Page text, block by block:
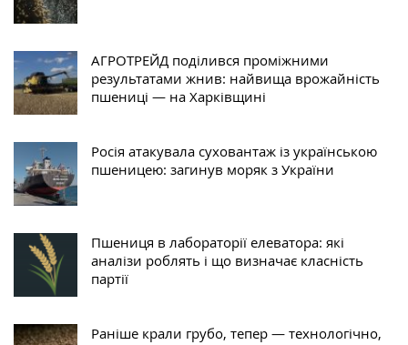
АГРОТРЕЙД поділився проміжними
результатами жнив: найвища врожайність
пшениці — на Харківщині
Росія атакувала суховантаж із українською
пшеницею: загинув моряк з України
Пшениця в лабораторії елеватора: які
аналізи роблять і що визначає класність
партії
Раніше крали грубо, тепер — технологічно,